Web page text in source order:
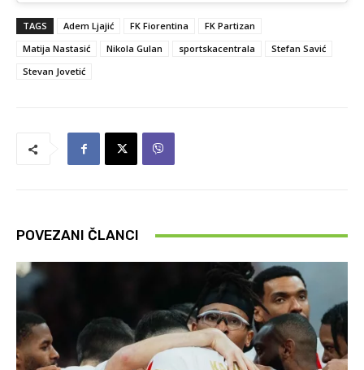
TAGS Adem Ljajić FK Fiorentina
FK Partizan
Matija Nastasić
Nikola Gulan sportskacentrala
Stefan Savić
Stevan Jovetić
POVEZANI ČLANCI